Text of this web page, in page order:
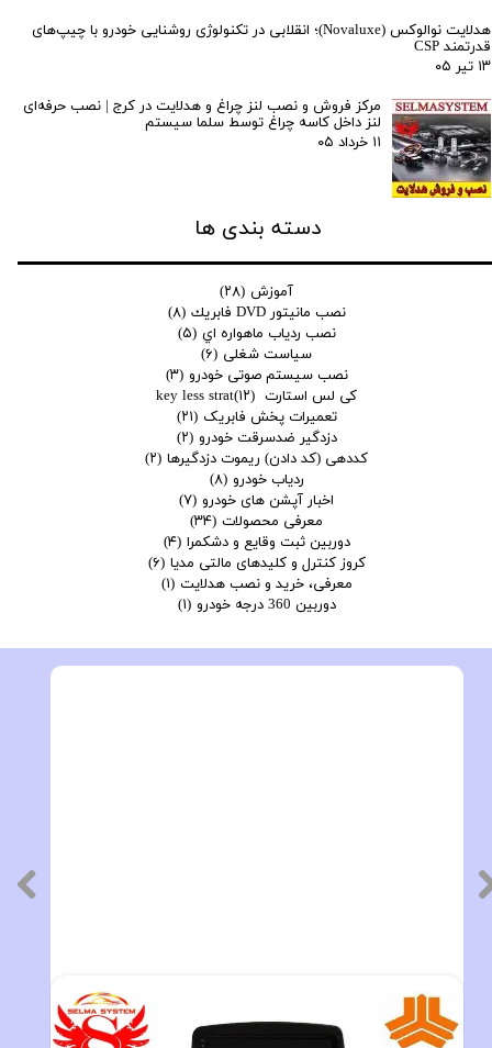
هدلایت نوالوکس (Novaluxe)؛ انقلابی در تکنولوژی روشنایی خودرو با چیپ‌های
قدرتمند CSP
۱۳ تیر ۰۵
مرکز فروش و نصب لنز چراغ و هدلایت در کرج | نصب حرفه‌ای
لنز داخل کاسه چراغ توسط سلما سیستم
۱۱ خرداد ۰۵
دسته بندی ها
آموزش (۲۸)
نصب مانيتور DVD فابريك
(۸)
نصب ردياب ماهواره اي (۵)
سیاست شغلی (۶)
نصب سیستم صوتی خودرو (۳)
کی لس استارت key less strat (۱۲)
تعمیرات پخش فابریک (۲۱)
دزدگیر ضدسرقت خودرو (۲)
کددهی (کد دادن) ریموت دزدگیرها (۲)
ردیاب خودرو (۸)
اخبار آپشن های خودرو (۷)
معرفی محصولات (۳۴)
دوربین ثبت وقایع و دشکمرا (۴)
کروز کنترل و کلیدهای مالتی مدیا (۶)
معرفی، خرید و نصب هدلایت (۱)
دوربین 360 درجه خودرو
(۱)
مانیتور فابریک ساینا و کوئیک اندروید فولتاچ مدل MTK